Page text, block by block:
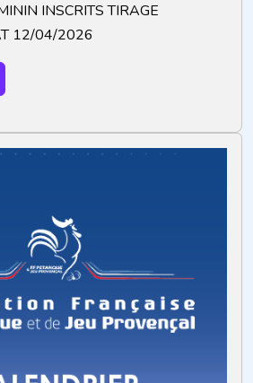
INSCRITS TIRAGE
12/04/2026